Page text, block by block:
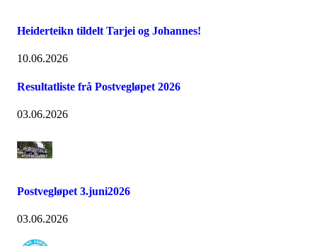
Heiderteikn tildelt Tarjei og Johannes!
10.06.2026
Resultatliste frå Postvegløpet 2026
03.06.2026
Postvegløpet 3.juni2026
03.06.2026